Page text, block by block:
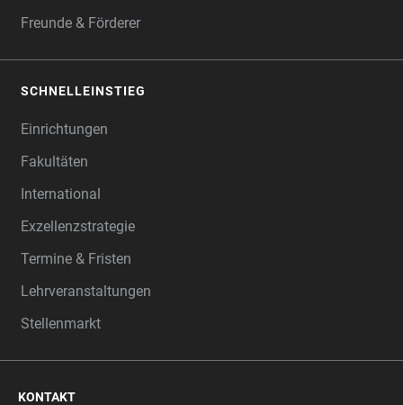
Freunde & Förderer
SCHNELLEINSTIEG
Einrichtungen
Fakultäten
International
Exzellenzstrategie
Termine & Fristen
Lehrveranstaltungen
Stellenmarkt
KONTAKT